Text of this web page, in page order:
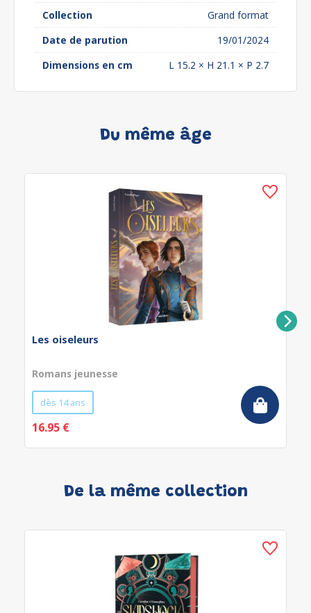
Collection
Grand format
Date de parution
19/01/2024
Dimensions en cm
L 15.2 × H 21.1 × P 2.7
Du même âge
Les oiseleurs
Romans jeunesse
dès 14 ans
16.95 €
De la même collection